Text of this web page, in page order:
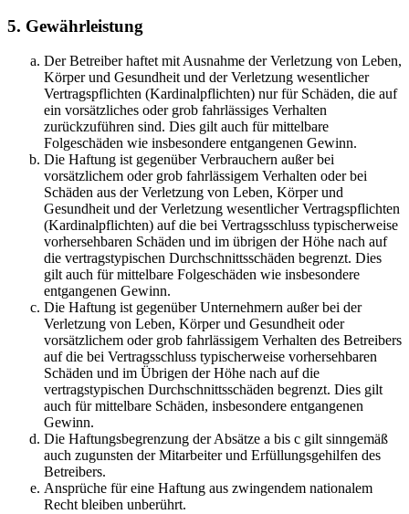
5. Gewährleistung
Der Betreiber haftet mit Ausnahme der Verletzung von Leben,
Körper und Gesundheit und der Verletzung wesentlicher
Vertragspflichten (Kardinalpflichten) nur für Schäden, die auf
ein vorsätzliches oder grob fahrlässiges Verhalten
zurückzuführen sind. Dies gilt auch für mittelbare
Folgeschäden wie insbesondere entgangenen Gewinn.
Die Haftung ist gegenüber Verbrauchern außer bei
vorsätzlichem oder grob fahrlässigem Verhalten oder bei
Schäden aus der Verletzung von Leben, Körper und
Gesundheit und der Verletzung wesentlicher Vertragspflichten
(Kardinalpflichten) auf die bei Vertragsschluss typischerweise
vorhersehbaren Schäden und im übrigen der Höhe nach auf
die vertragstypischen Durchschnittsschäden begrenzt. Dies
gilt auch für mittelbare Folgeschäden wie insbesondere
entgangenen Gewinn.
Die Haftung ist gegenüber Unternehmern außer bei der
Verletzung von Leben, Körper und Gesundheit oder
vorsätzlichem oder grob fahrlässigem Verhalten des Betreibers
auf die bei Vertragsschluss typischerweise vorhersehbaren
Schäden und im Übrigen der Höhe nach auf die
vertragstypischen Durchschnittsschäden begrenzt. Dies gilt
auch für mittelbare Schäden, insbesondere entgangenen
Gewinn.
Die Haftungsbegrenzung der Absätze a bis c gilt sinngemäß
auch zugunsten der Mitarbeiter und Erfüllungsgehilfen des
Betreibers.
Ansprüche für eine Haftung aus zwingendem nationalem
Recht bleiben unberührt.